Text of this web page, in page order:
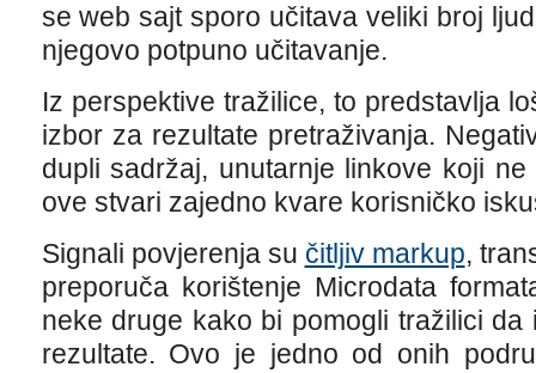
se web sajt sporo učitava veliki broj
njegovo potpuno učitavanje.
Iz perspektive tražilice, to predstavlja
izbor za rezultate pretraživanja.
dupli sadržaj, unutarnje linkove koji
ove stvari zajedno kvare korisničko
Signali povjerenja su čitljiv markup,
preporuča korištenje Microdata
neke druge kako bi pomogli tražilici
rezultate. Ovo je jedno od onih